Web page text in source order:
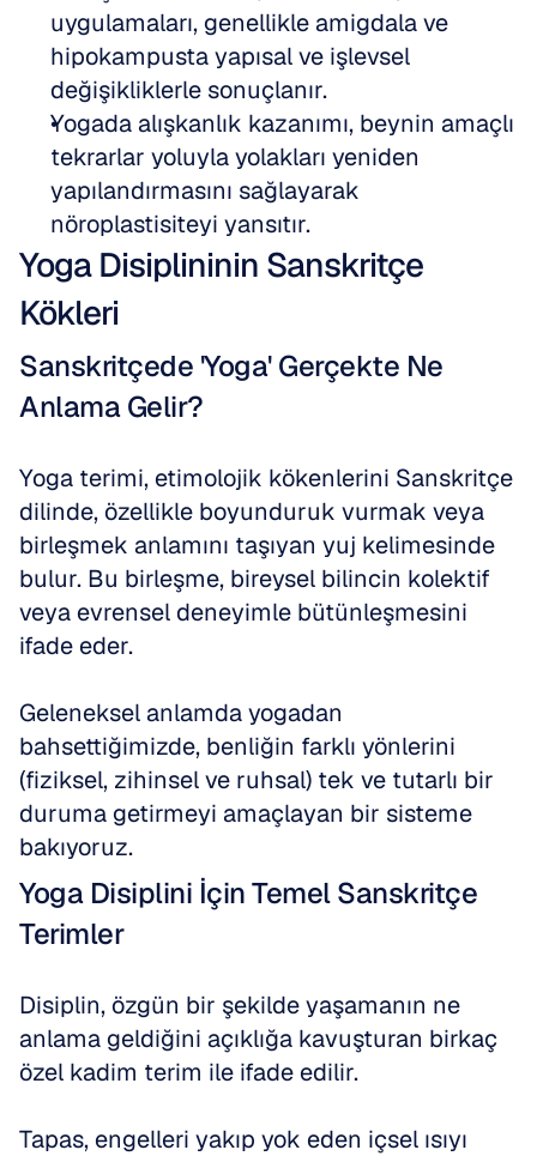
uygulamaları, genellikle amigdala ve
hipokampusta yapısal ve işlevsel
değişikliklerle sonuçlanır.
Yogada alışkanlık kazanımı, beynin amaçlı
tekrarlar yoluyla yolakları yeniden
yapılandırmasını sağlayarak
nöroplastisiteyi yansıtır.
Yoga Disiplininin Sanskritçe
Kökleri
Sanskritçede 'Yoga' Gerçekte Ne
Anlama Gelir?
Yoga terimi, etimolojik kökenlerini Sanskritçe
dilinde, özellikle boyunduruk vurmak veya
birleşmek anlamını taşıyan yuj kelimesinde
bulur. Bu birleşme, bireysel bilincin kolektif
veya evrensel deneyimle bütünleşmesini
ifade eder.
Geleneksel anlamda yogadan
bahsettiğimizde, benliğin farklı yönlerini
(fiziksel, zihinsel ve ruhsal) tek ve tutarlı bir
duruma getirmeyi amaçlayan bir sisteme
bakıyoruz.
Yoga Disiplini İçin Temel Sanskritçe
Terimler
Disiplin, özgün bir şekilde yaşamanın ne
anlama geldiğini açıklığa kavuşturan birkaç
özel kadim terim ile ifade edilir.
Tapas, engelleri yakıp yok eden içsel ısıyı